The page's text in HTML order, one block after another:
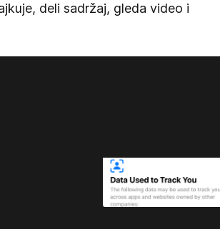
deli sadržaj, gleda video i